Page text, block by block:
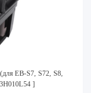
EB-S7, S72, S8,
]